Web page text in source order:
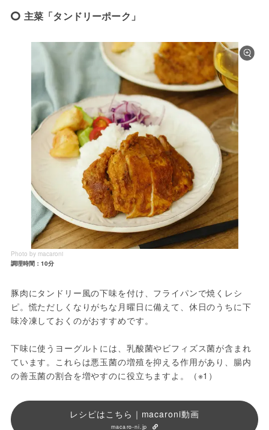
主菜「タンドリーポーク」
Photo by macaroni
調理時間：10分
豚肉にタンドリー風の下味を付け、フライパンで焼くレシ
ピ。慌ただしくなりがちな月曜日に備えて、休日のうちに下
味冷凍しておくのがおすすめです。
下味に使うヨーグルトには、乳酸菌やビフィズス菌が含まれ
ています。これらは悪玉菌の増殖を抑える作用があり、腸内
の善玉菌の割合を増やすのに役立ちますよ。（※1）
レシピはこちら｜macaroni動画
macaro-ni.jp